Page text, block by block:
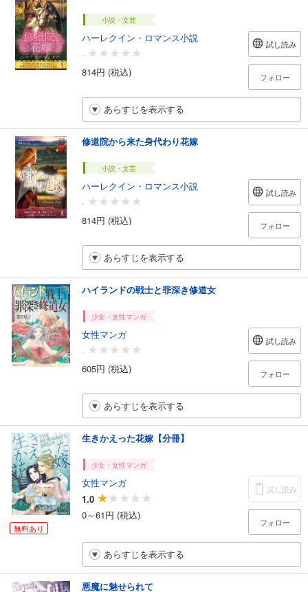
小説・文芸
ハーレクイン・ロマンス小説
-
814円 (税込)
試し読み
フォロー
あらすじを表示する
修道院から来た身代わり花嫁
小説・文芸
ハーレクイン・ロマンス小説
-
814円 (税込)
試し読み
フォロー
あらすじを表示する
ハイランドの戦士と罪深き修道女
少女・女性マンガ
女性マンガ
-
605円 (税込)
試し読み
フォロー
あらすじを表示する
無料あり
生きかえった花嫁【分冊】
少女・女性マンガ
女性マンガ
1.0
0～61円 (税込)
試し読み
フォロー
あらすじを表示する
悪魔に魅せられて